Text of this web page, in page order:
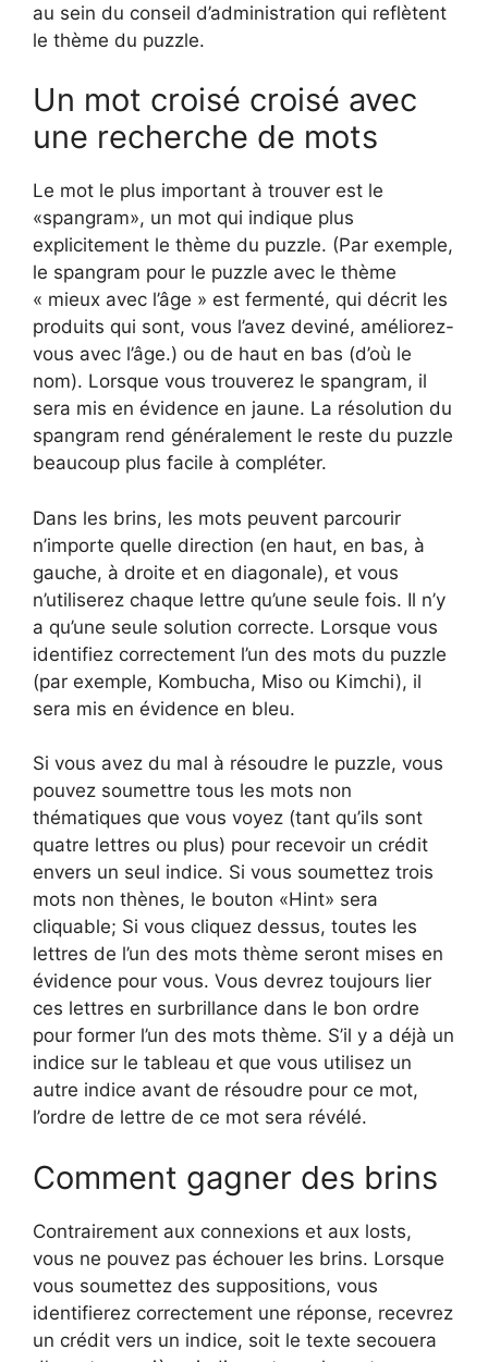
au sein du conseil d’administration qui reflètent
le thème du puzzle.
Un mot croisé croisé avec
une recherche de mots
Le mot le plus important à trouver est le
«spangram», un mot qui indique plus
explicitement le thème du puzzle. (Par exemple,
le spangram pour le puzzle avec le thème
« mieux avec l’âge » est fermenté, qui décrit les
produits qui sont, vous l’avez deviné, améliorez-
vous avec l’âge.) ou de haut en bas (d’où le
nom). Lorsque vous trouverez le spangram, il
sera mis en évidence en jaune. La résolution du
spangram rend généralement le reste du puzzle
beaucoup plus facile à compléter.
Dans les brins, les mots peuvent parcourir
n’importe quelle direction (en haut, en bas, à
gauche, à droite et en diagonale), et vous
n’utiliserez chaque lettre qu’une seule fois. Il n’y
a qu’une seule solution correcte. Lorsque vous
identifiez correctement l’un des mots du puzzle
(par exemple, Kombucha, Miso ou Kimchi), il
sera mis en évidence en bleu.
Si vous avez du mal à résoudre le puzzle, vous
pouvez soumettre tous les mots non
thématiques que vous voyez (tant qu’ils sont
quatre lettres ou plus) pour recevoir un crédit
envers un seul indice. Si vous soumettez trois
mots non thènes, le bouton «Hint» sera
cliquable; Si vous cliquez dessus, toutes les
lettres de l’un des mots thème seront mises en
évidence pour vous. Vous devrez toujours lier
ces lettres en surbrillance dans le bon ordre
pour former l’un des mots thème. S’il y a déjà un
indice sur le tableau et que vous utilisez un
autre indice avant de résoudre pour ce mot,
l’ordre de lettre de ce mot sera révélé.
Comment gagner des brins
Contrairement aux connexions et aux losts,
vous ne pouvez pas échouer les brins. Lorsque
vous soumettez des suppositions, vous
identifierez correctement une réponse, recevrez
un crédit vers un indice, soit le texte secouera